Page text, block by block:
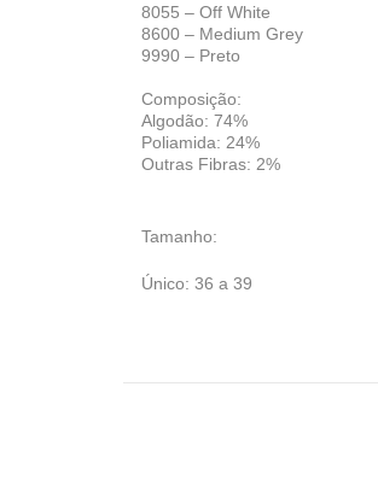
8055 – Off White
8600 – Medium Grey
9990 – Preto
Composição:
Algodão: 74%
Poliamida: 24%
Outras Fibras: 2%
Tamanho:
Único: 36 a 39